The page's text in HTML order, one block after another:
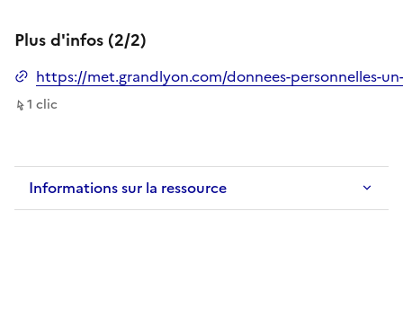
Plus d'infos (2/2)
https://met.grandlyon.com/donnees-personnelles-
Ouverture dans un nouvel onglet
1 clic
sur ce lien
Informations sur la ressource